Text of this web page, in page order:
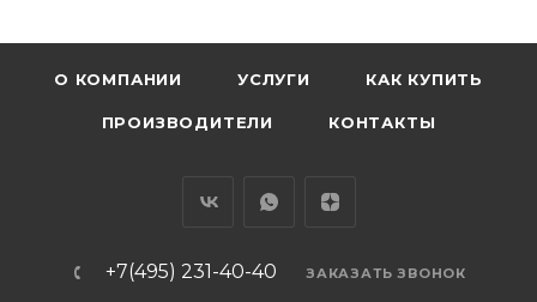
О КОМПАНИИ УСЛУГИ КАК КУПИТЬ
ПРОИЗВОДИТЕЛИ КОНТАКТЫ
+7(495) 231-40-40 ЗАКАЗАТЬ ЗВОНОК